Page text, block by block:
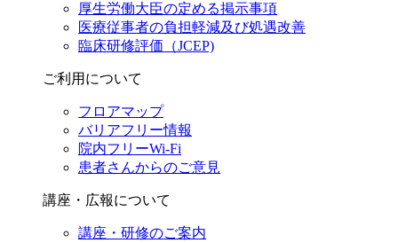
厚生労働大臣の定める掲示事項
医療従事者の負担軽減及び処遇改善
臨床研修評価（JCEP)
ご利用について
フロアマップ
バリアフリー情報
院内フリーWi-Fi
患者さんからのご意見
講座・広報について
講座・研修のご案内